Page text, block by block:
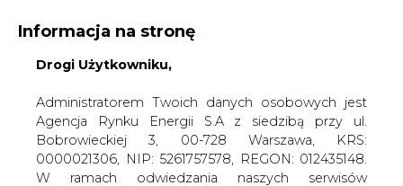
KONTAKT:
WYDAWCA PORTALU:
WYSOKI KONTRAST WIELKOŚĆ TEKSTU A A
ZALOGUJ SIĘ
Informacja na stronę
Drogi Użytkowniku,
Administratorem Twoich danych osobowych jest
Agencja Rynku Energii S.A z siedzibą przy ul.
Bobrowieckiej 3, 00-728 Warszawa, KRS:
0000021306, NIP: 5261757578, REGON: 012435148.
W ramach odwiedzania naszych serwisów